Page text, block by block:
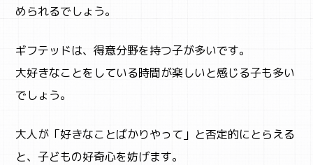
められるでしょう。
ギフテッドは、得意分野を持つ子が多いです。
大好きなことをしている時間が楽しいと感じる子も多い
でしょう。
大人が「好きなことばかりやって」と否定的にとらえる
と、子どもの好奇心を妨げます。